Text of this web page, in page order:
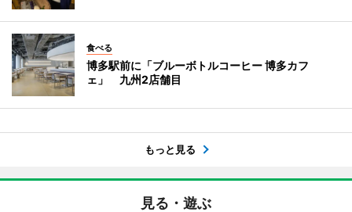
食べる
博多駅前に「ブルーボトルコーヒー 博多カフ
ェ」 九州2店舗目
もっと見る
見る・遊ぶ